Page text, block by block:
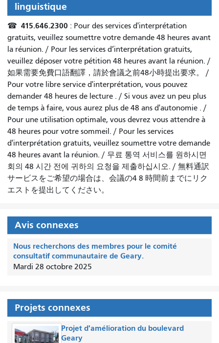
linguistique
☎ 415.646.2300 : Pour des services d'interprétation
gratuits, veuillez soumettre votre demande 48 heures avant
la réunion. / Pour les services d’interprétation gratuits,
veuillez déposer votre pétition 48 heures avant la réunion. /
如果需要免費口語翻譯，請於會議之前48小時提出要求。 /
Pour votre libre service d'interprétation, vous pouvez
demander 48 heures de lecture . / Si vous avez un peu plus
de temps à faire, vous aurez plus de 48 ans d'autonomie . /
Pour une utilisation optimale, vous devrez vous attendre à
48 heures pour votre sommeil. / Pour les services
d'interprétation gratuits, veuillez soumettre votre demande
48 heures avant la réunion. / 무료 통역 서비스를 원하시면
회의 48 시간 전에 귀하의 요청을 제출하십시오. / 無料通訳
サービスをご希望の場合は、会議の4 8 時間前までにリク
エストを提出してください。
Avis connexes
Nous recherchons des membres pour le comité
consultatif communautaire de Geary.
Mardi 28 octobre 2025
Projets connexes
Projet d'amélioration du boulevard
Geary